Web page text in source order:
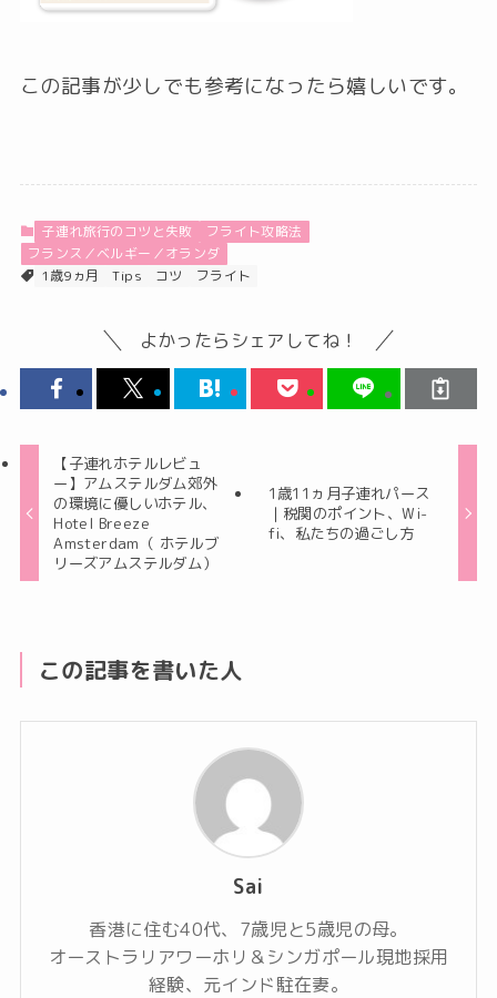
この記事が少しでも参考になったら嬉しいです。
子連れ旅行のコツと失敗
フライト攻略法
フランス／ベルギー／オランダ
1歳9ヵ月
Tips コツ フライト
よかったらシェアしてね！
【子連れホテルレビュ
ー】アムステルダム郊外
の環境に優しいホテル、
Hotel Breeze
Amsterdam（ ホテルブ
リーズアムステルダム）
1歳11ヵ月子連れパース
｜税関のポイント、Wi-
fi、私たちの過ごし方
この記事を書いた人
Sai
香港に住む40代、7歳児と5歳児の母。
オーストラリアワーホリ＆シンガポール現地採用
経験、元インド駐在妻。